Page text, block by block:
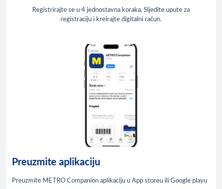
Registrirajte se u 4 jednostavna koraka. Sljedite upute za
registraciju i kreirajte digitalni račun.
Preuzmite aplikaciju
Preuzmite METRO Companion aplikaciju u App storeu ili Google playu